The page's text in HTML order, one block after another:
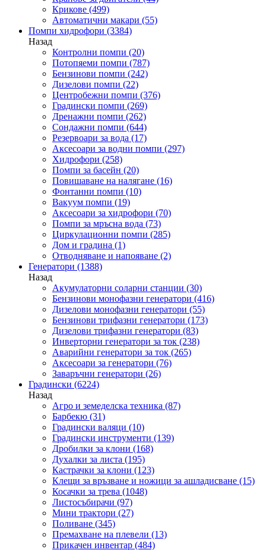
Крикове (499)
Автоматични макари (55)
Помпи хидрофори (3384)
Назад
Контролни помпи (20)
Потопяеми помпи (787)
Бензинови помпи (242)
Дизелови помпи (22)
Центробежни помпи (376)
Градински помпи (269)
Дренажни помпи (262)
Сондажни помпи (644)
Резервоари за вода (17)
Аксесоари за водни помпи (297)
Хидрофори (258)
Помпи за басейн (20)
Повишаване на налягане (16)
Фонтанни помпи (10)
Вакуум помпи (19)
Аксесоари за хидрофори (70)
Помпи за мръсна вода (73)
Циркулационни помпи (285)
Дом и градина (1)
Отводняване и напояване (2)
Генератори (1388)
Назад
Акумулаторни соларни станции (30)
Бензинови монофазни генератори (416)
Дизелови монофазни генератори (55)
Бензинови трифазни генератори (173)
Дизелови трифазни генератори (83)
Инверторни генератори за ток (238)
Аварийни генератори за ток (265)
Аксесоари за генератори (76)
Заваръчни генератори (26)
Градински (6224)
Назад
Агро и земеделска техника (87)
Барбекю (31)
Градински валяци (10)
Градински инструменти (139)
Дробилки за клони (168)
Духалки за листа (195)
Кастрачки за клони (123)
Клещи за връзване и ножици за ашладисване (15)
Косачки за трева (1048)
Листосъбирачи (97)
Мини трактори (27)
Поливане (345)
Премахване на плевели (13)
Прикачен инвентар (484)